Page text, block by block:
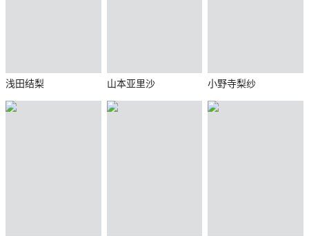
浅田结梨 山本亚里沙 小野寺梨纱